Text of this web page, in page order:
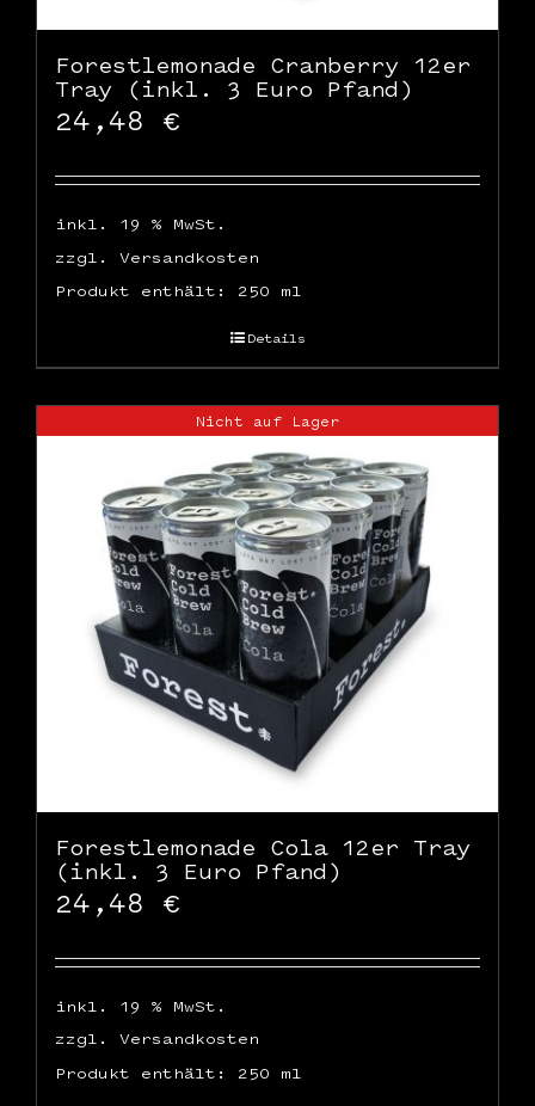
Forestlemonade Cranberry 12er
Tray (inkl. 3 Euro Pfand)
24,48 €
inkl. 19 % MwSt.
zzgl. Versandkosten
Produkt enthält: 250 ml
Details
Nicht auf Lager
Forestlemonade Cola 12er Tray
(inkl. 3 Euro Pfand)
24,48 €
inkl. 19 % MwSt.
zzgl. Versandkosten
Produkt enthält: 250 ml